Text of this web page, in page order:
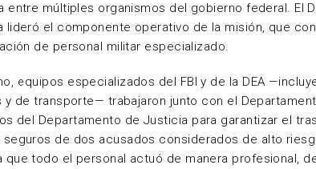
entre múltiples organismos del gobierno federal. El
lideró el componente operativo de la misión, que
de personal militar especializado.
equipos especializados del FBI y de la DEA
y de transporte— trabajaron junto con el
del Departamento de Justicia para garantizar el
seguros de dos acusados considerados de alto
que todo el personal actuó de manera profesional,